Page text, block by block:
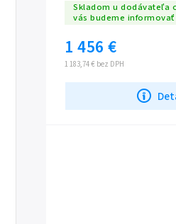
Skladom u dodávateľa
vás budeme informovať
1 183,74 € bez DPH
1 456 €